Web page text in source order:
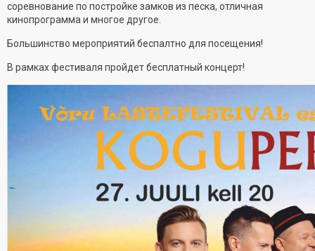
соревнование по постройке замков из песка, отличная
кинопрограмма и многое другое.
Большинство мероприятий беспалтно для посещения!
В рамках фестиваля пройдет бесплатный концерт!